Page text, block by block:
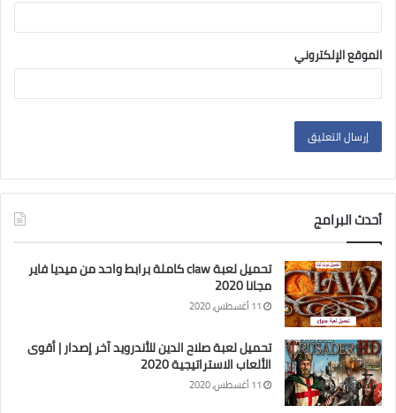
الموقع الإلكتروني
أحدث البرامج
تحميل لعبة claw كاملة برابط واحد من ميديا فاير
مجانا 2020
11 أغسطس، 2020
تحميل لعبة صلاح الدين للأندرويد آخر إصدار | أقوى
الألعاب الاستراتيجية 2020
11 أغسطس، 2020